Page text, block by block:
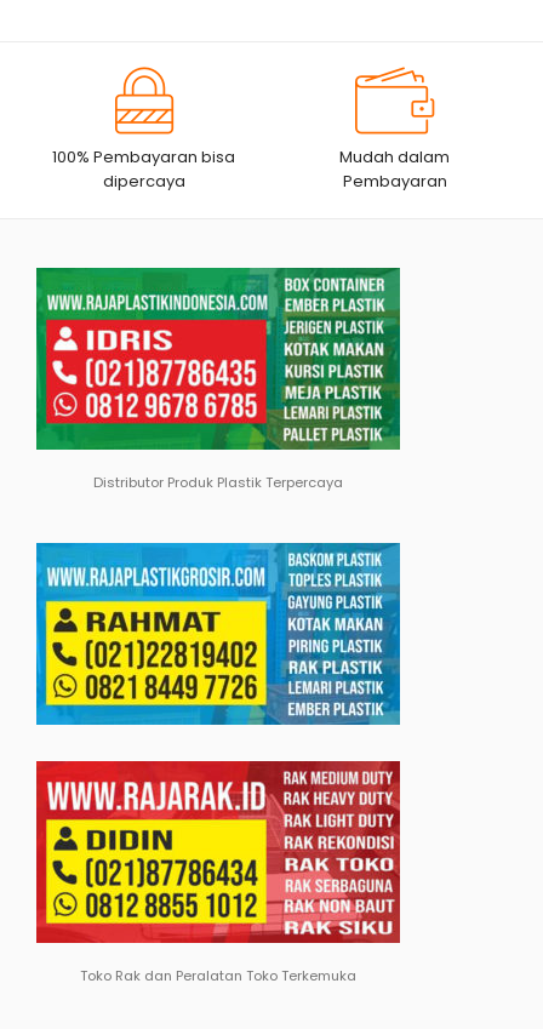
100% Pembayaran bisa
dipercaya
Mudah dalam
Pembayaran
Distributor Produk Plastik Terpercaya
Toko Rak dan Peralatan Toko Terkemuka